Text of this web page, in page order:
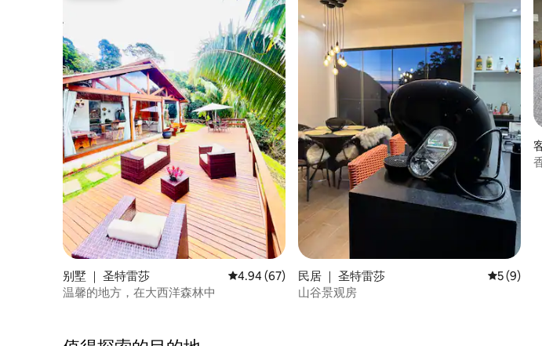
别墅 ｜ 圣特雷莎 平均评分 4.94 分（满分 5 分），共 67 条评价
4.94 (67)
温馨的地方，在大西洋森林中
民居 ｜ 圣特雷莎 平均评分
5 (9)
山谷景观房